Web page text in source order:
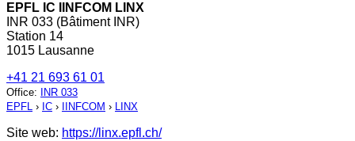
EPFL IC IINFCOM LINX
INR 033 (Bâtiment INR)
Station 14
1015 Lausanne
+41 21 693 61 01
Office:
INR 033
EPFL › IC › IINFCOM › LINX
Site web: https://linx.epfl.ch/